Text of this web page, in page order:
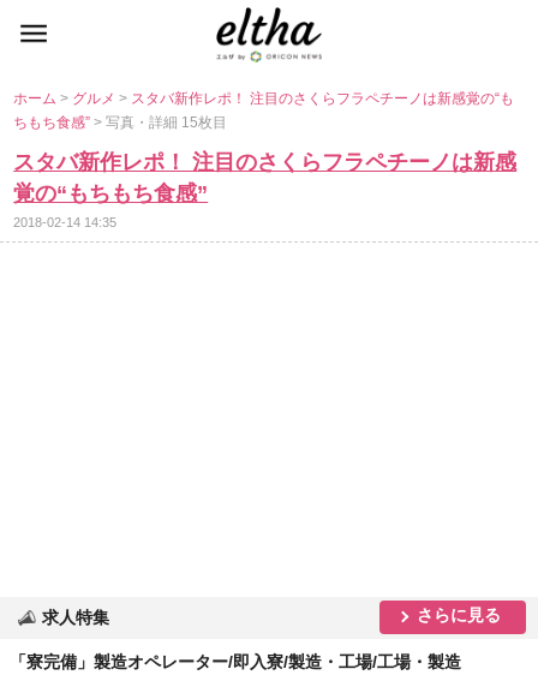
ホーム> グルメ> スタバ新作レポ！ 注目のさくらフラペチーノは新感覚の“も
ちもち食感”> 写真・詳細 15枚目
スタバ新作レポ！ 注目のさくらフラペチーノは新感
覚の“もちもち食感”
2018-02-14 14:35
求人特集 さらに見る
「寮完備」製造オペレーター/即入寮/製造・工場/工場・製造